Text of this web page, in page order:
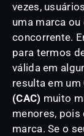
vezes,
uma marca
concorrente.
para termos
válida em
resulta em um
(CAC) muito
menores,
marca. Se o